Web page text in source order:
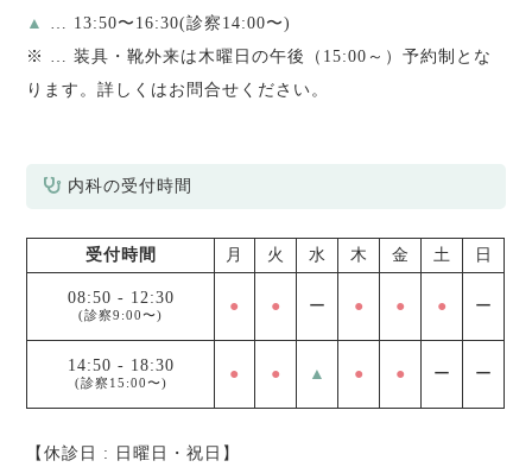
▲
… 13:50〜16:30(診察14:00〜)
※ … 装具・靴外来は木曜日の午後（15:00～）予約制とな
ります。詳しくはお問合せください。
内科の受付時間
受付時間 月 火 水 木 金 土 日
08:50 - 12:30
(診察9:00〜) ● ● ー ● ● ● ー
14:50 - 18:30
(診察15:00〜) ● ● ▲ ● ● ー ー
【休診日 : 日曜日・祝日】